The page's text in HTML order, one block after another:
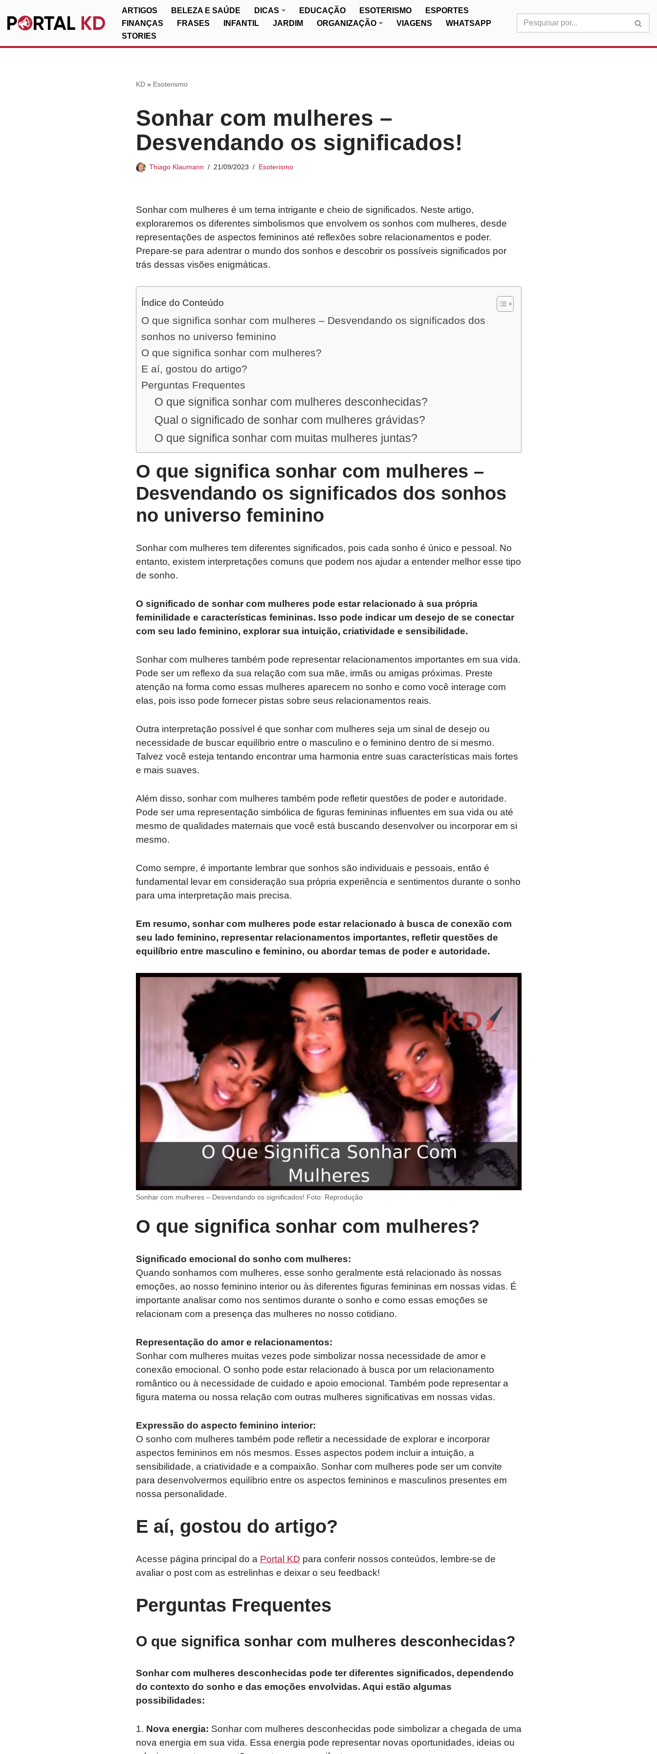
Pular
ARTIGOS BELEZA E SAÚDE DICAS EDUCAÇÃO ESOTERISMO
ESPORTES
FINANÇAS
FRASES INFANTIL JARDIM ORGANIZAÇÃO VIAGENS
WHATSAPP
STORIES
KD» Esoterismo
Sonhar com mulheres –
Desvendando os significados!
Thiago Klaumann 21/09/2023 Esoterismo
Sonhar com mulheres é um tema intrigante e cheio de significados. Neste artigo,
exploraremos os diferentes simbolismos que envolvem os sonhos com mulheres, desde
representações de aspectos femininos até reflexões sobre relacionamentos e poder.
Prepare-se para adentrar o mundo dos sonhos e descobrir os possíveis significados por
trás dessas visões enigmáticas.
Índice do Conteúdo
O que significa sonhar com mulheres – Desvendando os significados dos
sonhos no universo feminino
O que significa sonhar com mulheres?
E aí, gostou do artigo?
Perguntas Frequentes
O que significa sonhar com mulheres desconhecidas?
Qual o significado de sonhar com mulheres grávidas?
O que significa sonhar com muitas mulheres juntas?
O que significa sonhar com mulheres –
Desvendando os significados dos sonhos
no universo feminino
Sonhar com mulheres tem diferentes significados, pois cada sonho é único e pessoal. No
entanto, existem interpretações comuns que podem nos ajudar a entender melhor esse tipo
de sonho.
O significado de sonhar com mulheres pode estar relacionado à sua própria
feminilidade e características femininas. Isso pode indicar um desejo de se conectar
com seu lado feminino, explorar sua intuição, criatividade e sensibilidade.
Sonhar com mulheres também pode representar relacionamentos importantes em sua vida.
Pode ser um reflexo da sua relação com sua mãe, irmãs ou amigas próximas. Preste
atenção na forma como essas mulheres aparecem no sonho e como você interage com
elas, pois isso pode fornecer pistas sobre seus relacionamentos reais.
Outra interpretação possível é que sonhar com mulheres seja um sinal de desejo ou
necessidade de buscar equilíbrio entre o masculino e o feminino dentro de si mesmo.
Talvez você esteja tentando encontrar uma harmonia entre suas características mais fortes
e mais suaves.
Além disso, sonhar com mulheres também pode refletir questões de poder e autoridade.
Pode ser uma representação simbólica de figuras femininas influentes em sua vida ou até
mesmo de qualidades maternais que você está buscando desenvolver ou incorporar em si
mesmo.
Como sempre, é importante lembrar que sonhos são individuais e pessoais, então é
fundamental levar em consideração sua própria experiência e sentimentos durante o sonho
para uma interpretação mais precisa.
Em resumo, sonhar com mulheres pode estar relacionado à busca de conexão com
seu lado feminino, representar relacionamentos importantes, refletir questões de
equilíbrio entre masculino e feminino, ou abordar temas de poder e autoridade.
Sonhar com mulheres – Desvendando os significados! Foto: Reprodução
O que significa sonhar com mulheres?
Significado emocional do sonho com mulheres:
Quando sonhamos com mulheres, esse sonho geralmente está relacionado às nossas
emoções, ao nosso feminino interior ou às diferentes figuras femininas em nossas vidas. É
importante analisar como nos sentimos durante o sonho e como essas emoções se
relacionam com a presença das mulheres no nosso cotidiano.
Representação do amor e relacionamentos:
Sonhar com mulheres muitas vezes pode simbolizar nossa necessidade de amor e
conexão emocional. O sonho pode estar relacionado à busca por um relacionamento
romântico ou à necessidade de cuidado e apoio emocional. Também pode representar a
figura materna ou nossa relação com outras mulheres significativas em nossas vidas.
Expressão do aspecto feminino interior:
O sonho com mulheres também pode refletir a necessidade de explorar e incorporar
aspectos femininos em nós mesmos. Esses aspectos podem incluir a intuição, a
sensibilidade, a criatividade e a compaixão. Sonhar com mulheres pode ser um convite
para desenvolvermos equilíbrio entre os aspectos femininos e masculinos presentes em
nossa personalidade.
E aí, gostou do artigo?
Acesse página principal do a Portal KD para conferir nossos conteúdos, lembre-se de
avaliar o post com as estrelinhas e deixar o seu feedback!
Perguntas Frequentes
O que significa sonhar com mulheres desconhecidas?
Sonhar com mulheres desconhecidas pode ter diferentes significados, dependendo
do contexto do sonho e das emoções envolvidas. Aqui estão algumas
possibilidades:
1. Nova energia: Sonhar com mulheres desconhecidas pode simbolizar a chegada de uma
nova energia em sua vida. Essa energia pode representar novas oportunidades, ideias ou